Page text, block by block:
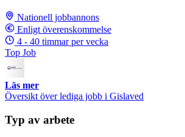
Nationell jobbannons
Enligt överenskommelse
4 - 40 timmar per vecka
Top Job
Läs mer
Översikt över lediga jobb i Gislaved
Typ av arbete